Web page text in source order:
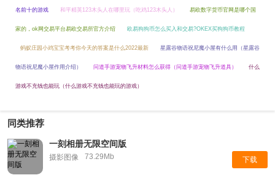
名前十的游戏 和平精英123木头人在哪里玩（吃鸡123木头人） 易欧数字货币官网是哪个国
家的，ok网交易平台易欧交易所官方介绍 欧易狗狗币怎么买入和交易?OKEX买狗狗币教程
蚂蚁庄园小鸡宝宝考考你今天的答案是什么2022最新 星露谷物语祝尼魔小屋有什么用（星露谷
物语祝尼魔小屋作用介绍） 问道手游宠物飞升材料怎么获得（问道手游宠物飞升道具） 什么
游戏不充钱也能玩（什么游戏不充钱也能玩的游戏）
同类推荐
一刻相册无限空间版
摄影图像 73.29Mb 下载